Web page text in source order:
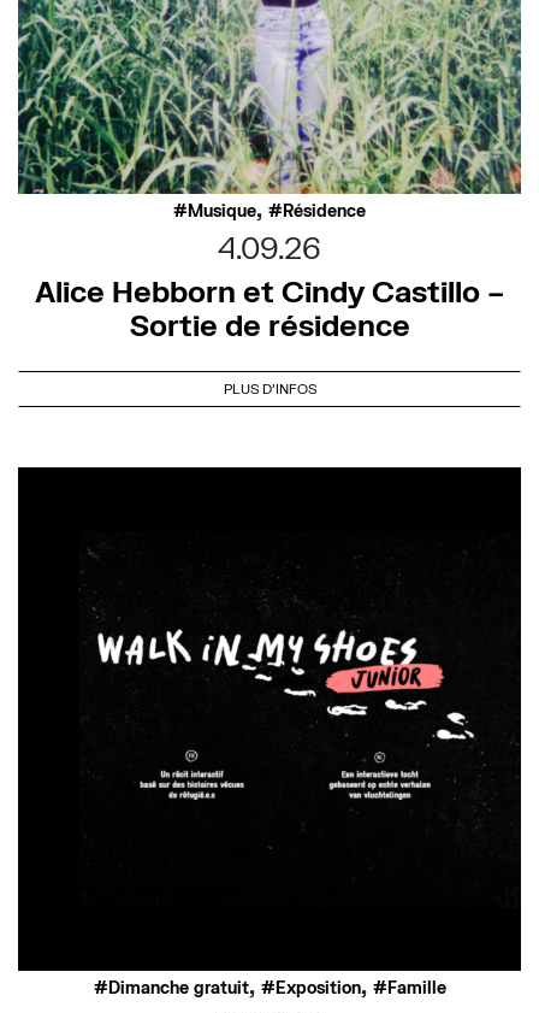
Musique, Résidence
4.09.26
Alice Hebborn et Cindy Castillo –
Sortie de résidence
PLUS D'INFOS
Dimanche gratuit, Exposition, Famille